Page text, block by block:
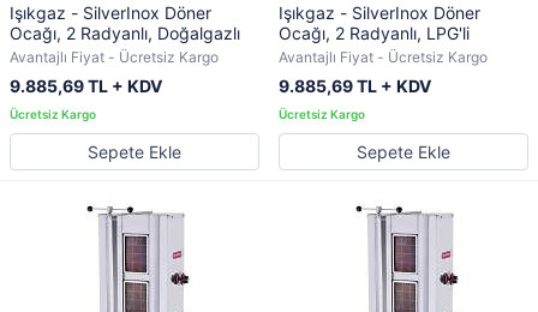
Işıkgaz - SilverInox Döner
Ocağı, 2 Radyanlı, Doğalgazlı
Avantajlı Fiyat - Ücretsiz Kargo
9.885,69 TL + KDV
Sepete Ekle
Işıkgaz - SilverInox Döner
Ocağı, 2 Radyanlı, LPG'li
Avantajlı Fiyat - Ücretsiz Kargo
9.885,69 TL + KDV
Sepete Ekle